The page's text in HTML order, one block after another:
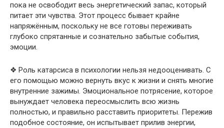
пока не освободит весь энергетический запас, который
питает эти чувства. Этот процесс бывает крайне
напряжённым, поскольку не все готовы переживать
глубоко спрятанные и сознательно забытые события,
эмоции.
❖ Роль катарсиса в психологии нельзя недооценивать. С
его помощью можно вернуть вкус к жизни и снять многие
внутренние зажимы. Эмоциональное потрясение, которое
вынуждает человека переосмыслить всю жизнь
полностью, и правильно расставить приоритеты. Пережив
подобное состояние, он испытывает прилив энергии,